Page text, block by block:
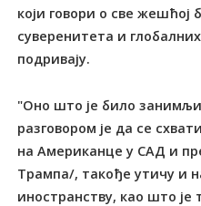
који говори о све
суверенитета и
подривају.
"Оно што је било
разговором је да се
на Американце у САД и
Трампа/, такође утичу и
иностранству, као што је